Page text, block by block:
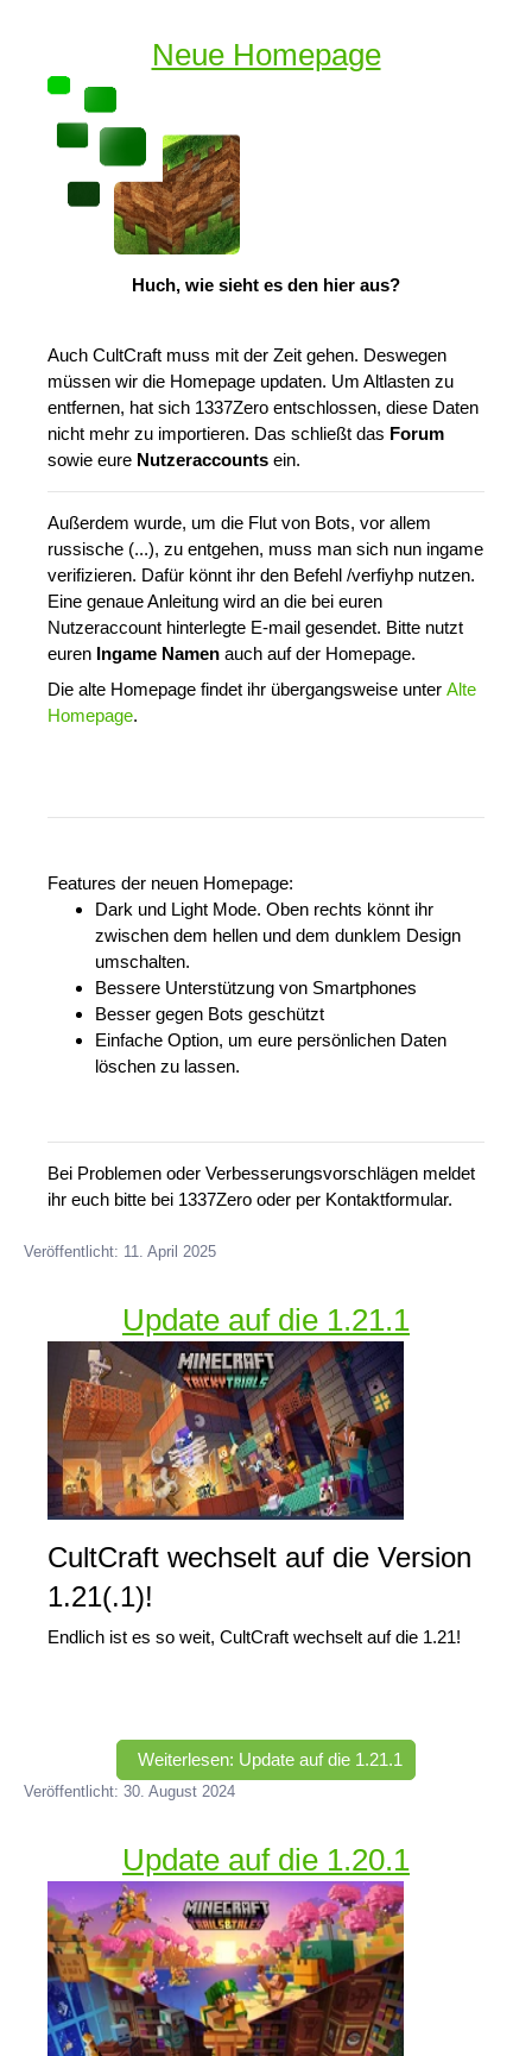
Neue Homepage
Huch, wie sieht es den hier aus?
Auch CultCraft muss mit der Zeit gehen. Deswegen
müssen wir die Homepage updaten. Um Altlasten zu
entfernen, hat sich 1337Zero entschlossen, diese Daten
nicht mehr zu importieren. Das schließt das Forum
sowie eure Nutzeraccounts ein.
Außerdem wurde, um die Flut von Bots, vor allem
russische (...), zu entgehen, muss man sich nun ingame
verifizieren. Dafür könnt ihr den Befehl /verfiyhp nutzen.
Eine genaue Anleitung wird an die bei euren
Nutzeraccount hinterlegte E-mail gesendet. Bitte nutzt
euren Ingame Namen auch auf der Homepage.
Die alte Homepage findet ihr übergangsweise unter Alte
Homepage.
Features der neuen Homepage:
Dark und Light Mode. Oben rechts könnt ihr
zwischen dem hellen und dem dunklem Design
umschalten.
Bessere Unterstützung von Smartphones
Besser gegen Bots geschützt
Einfache Option, um eure persönlichen Daten
löschen zu lassen.
Bei Problemen oder Verbesserungsvorschlägen meldet
ihr euch bitte bei 1337Zero oder per Kontaktformular.
Veröffentlicht: 11. April 2025
Update auf die 1.21.1
CultCraft wechselt auf die Version
1.21(.1)!
Endlich ist es so weit, CultCraft wechselt auf die 1.21!
Weiterlesen: Update auf die 1.21.1
Veröffentlicht: 30. August 2024
Update auf die 1.20.1